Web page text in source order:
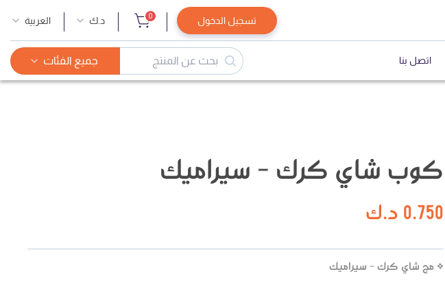
تسجيل الدخول 0 د.ك العربية
اتصل بنا جميع الفئات
كوب شاي كرك - سيراميك
0.750 د.ك
* مج شاي كرك - سيراميك